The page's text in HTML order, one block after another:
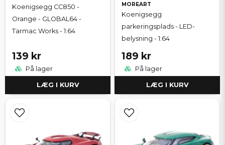
Koenigsegg CC850 -
Orange - GLOBAL64 -
Tarmac Works - 1:64
139 kr
På lager
LÆG I KURV
MOREART
Koenigsegg
parkeringsplads - LED-
belysning - 1:64
189 kr
På lager
LÆG I KURV